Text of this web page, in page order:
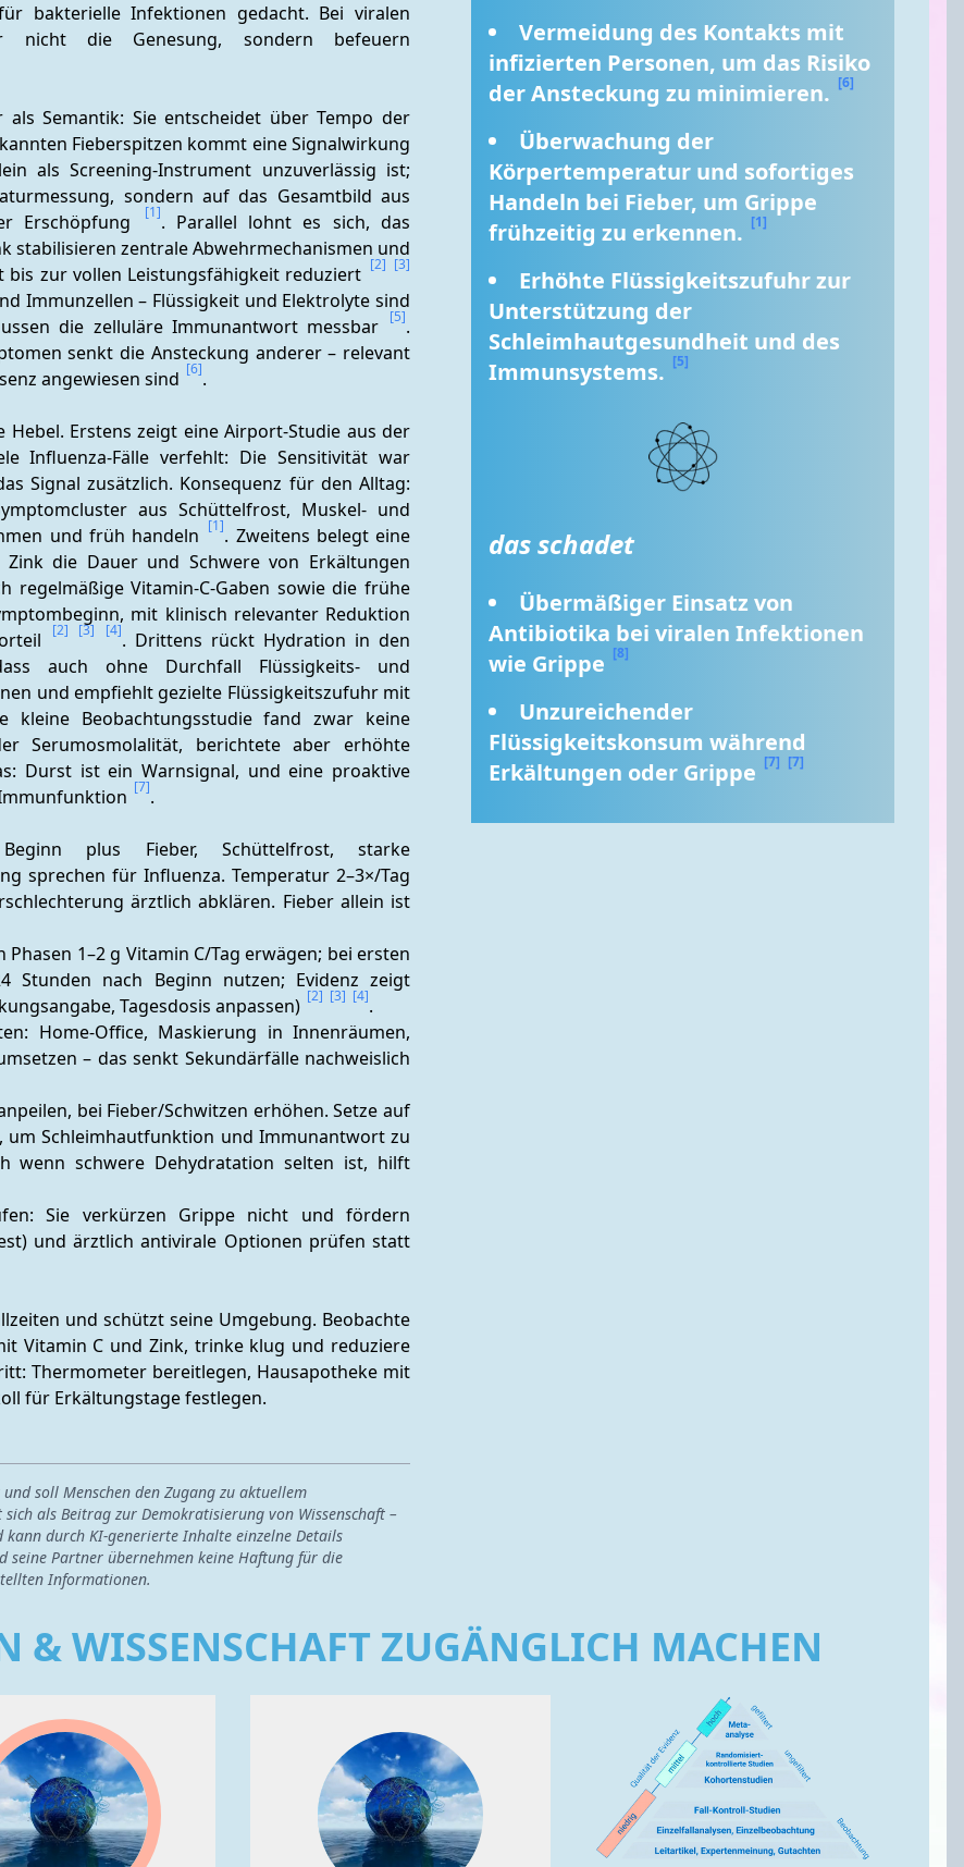
bakterielle Infektionen gedacht. Bei viralen
nicht die Genesung, sondern befeuern
Semantik: Sie entscheidet über Tempo der
Fieberspitzen kommt eine Signalwirkung
als Screening-Instrument unzuverlässig ist;
sondern auf das Gesamtbild aus
Erschöpfung
[1]. Parallel lohnt es sich, das
stabilisieren zentrale Abwehrmechanismen und
bis zur vollen Leistungsfähigkeit reduziert [2] [3]
Immunzellen – Flüssigkeit und Elektrolyte sind
die zelluläre Immunantwort messbar
[5].
senkt die Ansteckung anderer – relevant
angewiesen sind [6].
Erstens zeigt eine Airport-Studie aus der
Influenza-Fälle verfehlt: Die Sensitivität war
Signal zusätzlich. Konsequenz für den Alltag:
aus Schüttelfrost, Muskel- und
und früh handeln [1]. Zweitens belegt eine
die Dauer und Schwere von Erkältungen
regelmäßige Vitamin‑C‑Gaben sowie die frühe
mit klinisch relevanter Reduktion
[2] [3] [4]. Drittens rückt Hydration in den
auch ohne Durchfall Flüssigkeits- und
und empfiehlt gezielte Flüssigkeitszufuhr mit
kleine Beobachtungsstudie fand zwar keine
Serumosmolalität, berichtete aber erhöhte
Durst ist ein Warnsignal, und eine proaktive
[7].
plus Fieber, Schüttelfrost, starke
sprechen für Influenza. Temperatur 2–3×/Tag
ärztlich abklären. Fieber allein ist
1–2 g Vitamin C/Tag erwägen; bei ersten
nach Beginn nutzen; Evidenz zeigt
Tagesdosis anpassen) [2] [3] [4].
Home-Office, Maskierung in Innenräumen,
– das senkt Sekundärfälle nachweislich
bei Fieber/Schwitzen erhöhen. Setze auf
um Schleimhautfunktion und Immunantwort zu
wenn schwere Dehydratation selten ist, hilft
Sie verkürzen Grippe nicht und fördern
und ärztlich antivirale Optionen prüfen statt
und schützt seine Umgebung. Beobachte
Vitamin C und Zink, trinke klug und reduziere
Thermometer bereitlegen, Hausapotheke mit
für Erkältungstage festlegen.
soll Menschen den Zugang zu aktuellem
als Beitrag zur Demokratisierung von Wissenschaft –
durch KI-generierte Inhalte einzelne Details
seine Partner übernehmen keine Haftung für die
Informationen.
Vermeidung des Kontakts mit
infizierten Personen, um das Risiko
der Ansteckung zu minimieren. [6]
Überwachung der
Körpertemperatur und sofortiges
Handeln bei Fieber, um Grippe
frühzeitig zu erkennen. [1]
Erhöhte Flüssigkeitszufuhr zur
Unterstützung der
Schleimhautgesundheit und des
Immunsystems. [5]
das schadet
Übermäßiger Einsatz von
Antibiotika bei viralen Infektionen
wie Grippe [8]
Unzureichender
Flüssigkeitskonsum während
Erkältungen oder Grippe [7] [7]
& WISSENSCHAFT ZUGÄNGLICH MACHEN